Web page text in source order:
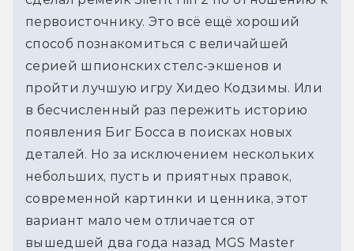
первоисточнику. Это всё ещё хороший
способ познакомиться с величайшей
серией шпионских стелс-экшенов и
пройти лучшую игру Хидео Кодзимы. Или
в бесчисленный раз пережить историю
появления Биг Босса в поисках новых
деталей. Но за исключением нескольких
небольших, пусть и приятных правок,
современной картинки и ценника, этот
вариант мало чем отличается от
вышедшей два года назад MGS Master